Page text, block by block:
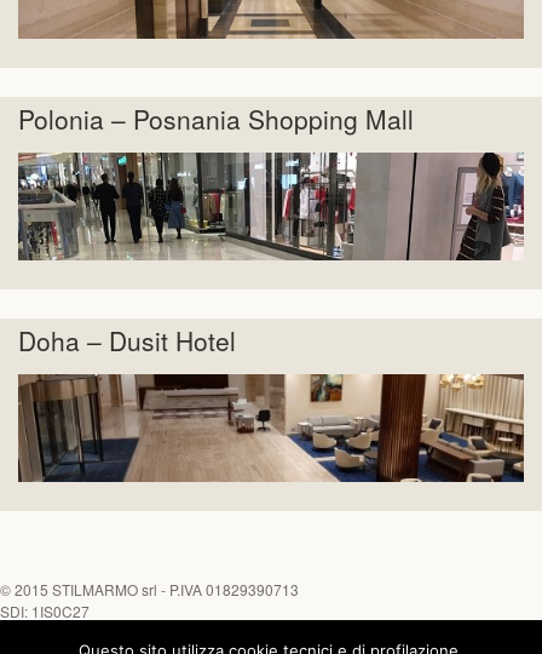
Polonia – Posnania Shopping Mall
Doha – Dusit Hotel
© 2015 STILMARMO srl - P.IVA 01829390713
SDI: 1IS0C27